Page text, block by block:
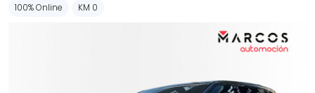
100% Online KM 0